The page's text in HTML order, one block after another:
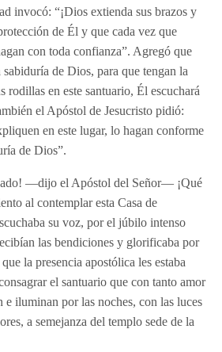
invocó: “¡Dios extienda sus brazos y
de Él y que cada vez que
con toda confianza”. Agregó que
sabiduría de Dios, para que tengan la
rodillas en este santuario, Él escuchará
el Apóstol de Jesucristo pidió:
en este lugar, lo hagan conforme
de Dios”.
—dijo el Apóstol del Señor— ¡Qué
al contemplar esta Casa de
su voz, por el júbilo intenso
las bendiciones y glorificaba por
la presencia apostólica les estaba
el santuario que con tanto amor
iluminan por las noches, con las luces
a semejanza del templo sede de la